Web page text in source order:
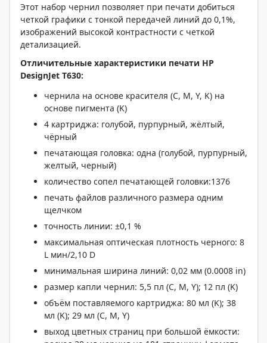
Этот набор чернил позволяет при печати добиться
четкой графики с тонкой передачей линий до 0,1%,
изображений высокой контрастности с четкой
детализацией.
Отличительные характеристики печати HP
DesignJet T630:
чернила на основе красителя (C, M, Y, K) на
основе пигмента (K)
4 картриджа: голубой, пурпурный, жёлтый,
чёрный
печатающая головка: одна (голубой, пурпурный,
желтый, черный)
количество сопел печатающей головки:1376
печать файлов различного размера одним
щелчком
точность линии: ±0,1 %
максимальная оптическая плотность черного: 8
L мин/2,10 D
минимальная ширина линий: 0,02 мм (0.0008 in)
размер капли чернил: 5,5 пл (C, M, Y); 12 пл (K)
объём поставляемого картриджа: 80 мл (K); 38
мл (K); 29 мл (C, M, Y)
выход цветных страниц при большой ёмкости: